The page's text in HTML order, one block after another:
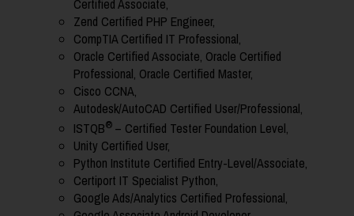
Certified Associate,
Zend Certified PHP Engineer,
CompTIA Certified IT Professional,
Oracle Certified Associate, Oracle Certified
Professional, Oracle Certified Master,
Cisco CCNA,
Autodesk/AutoCAD Certified User/Professional,
ISTQB® – Certified Tester Foundation Level,
Unity Certified User,
Python Institute Certified Entry-Level/Associate,
Certiport IT Specialist Python,
Google Ads/Analytics Certified Professional,